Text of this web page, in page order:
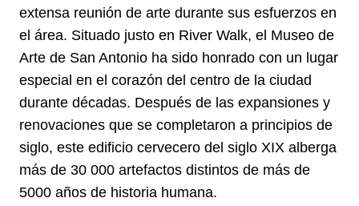
extensa reunión de arte durante sus esfuerzos en
el área. Situado justo en River Walk, el Museo de
Arte de San Antonio ha sido honrado con un lugar
especial en el corazón del centro de la ciudad
durante décadas. Después de las expansiones y
renovaciones que se completaron a principios de
siglo, este edificio cervecero del siglo XIX alberga
más de 30 000 artefactos distintos de más de
5000 años de historia humana.